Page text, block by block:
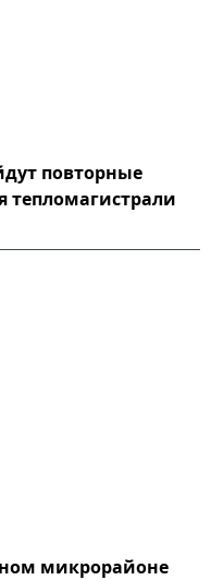
повторные
тепломагистрали
микрорайоне